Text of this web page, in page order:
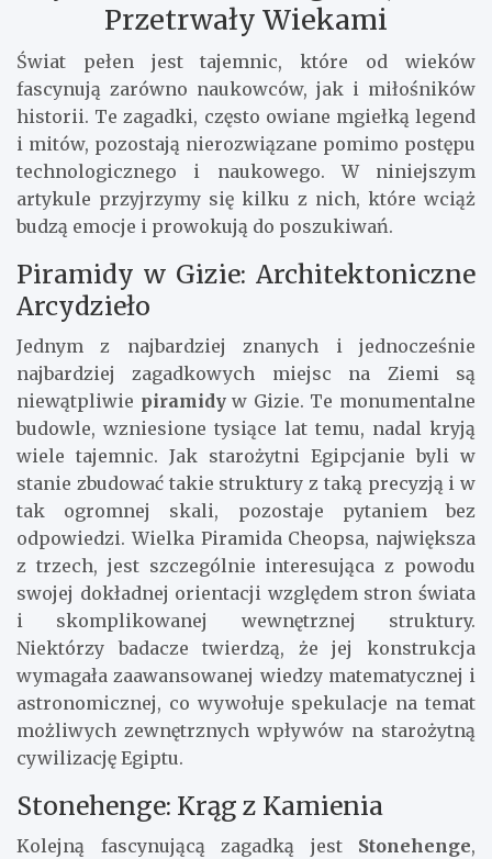
Przetrwały Wiekami
Świat pełen jest tajemnic, które od wieków
fascynują zarówno naukowców, jak i miłośników
historii. Te zagadki, często owiane mgiełką legend
i mitów, pozostają nierozwiązane pomimo postępu
technologicznego i naukowego. W niniejszym
artykule przyjrzymy się kilku z nich, które wciąż
budzą emocje i prowokują do poszukiwań.
Piramidy w Gizie: Architektoniczne
Arcydzieło
Jednym z najbardziej znanych i jednocześnie
najbardziej zagadkowych miejsc na Ziemi są
niewątpliwie piramidyw Gizie. Te monumentalne
budowle, wzniesione tysiące lat temu, nadal kryją
wiele tajemnic. Jak starożytni Egipcjanie byli w
stanie zbudować takie struktury z taką precyzją i w
tak ogromnej skali, pozostaje pytaniem bez
odpowiedzi. Wielka Piramida Cheopsa, największa
z trzech, jest szczególnie interesująca z powodu
swojej dokładnej orientacji względem stron świata
i skomplikowanej wewnętrznej struktury.
Niektórzy badacze twierdzą, że jej konstrukcja
wymagała zaawansowanej wiedzy matematycznej i
astronomicznej, co wywołuje spekulacje na temat
możliwych zewnętrznych wpływów na starożytną
cywilizację Egiptu.
Stonehenge: Krąg z Kamienia
Kolejną fascynującą zagadką jest Stonehenge,